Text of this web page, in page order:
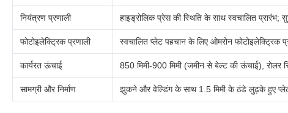
नियंत्रण प्रणाली हाइड्रोलिक प्रेस की स्थिति के साथ स्वचालित
फोटोइलेक्ट्रिक प्रणाली स्वचालित प्लेट पहचान के लिए ओमरोन फोटोइलेक्ट्रिक
कार्यरत ऊंचाई 850 मिमी-900 मिमी (जमीन से बेल्ट की ऊंचाई),
सामग्री और निर्माण झुकने और वेल्डिंग के साथ 1.5 मिमी के ठंडे लुढ़के हुए